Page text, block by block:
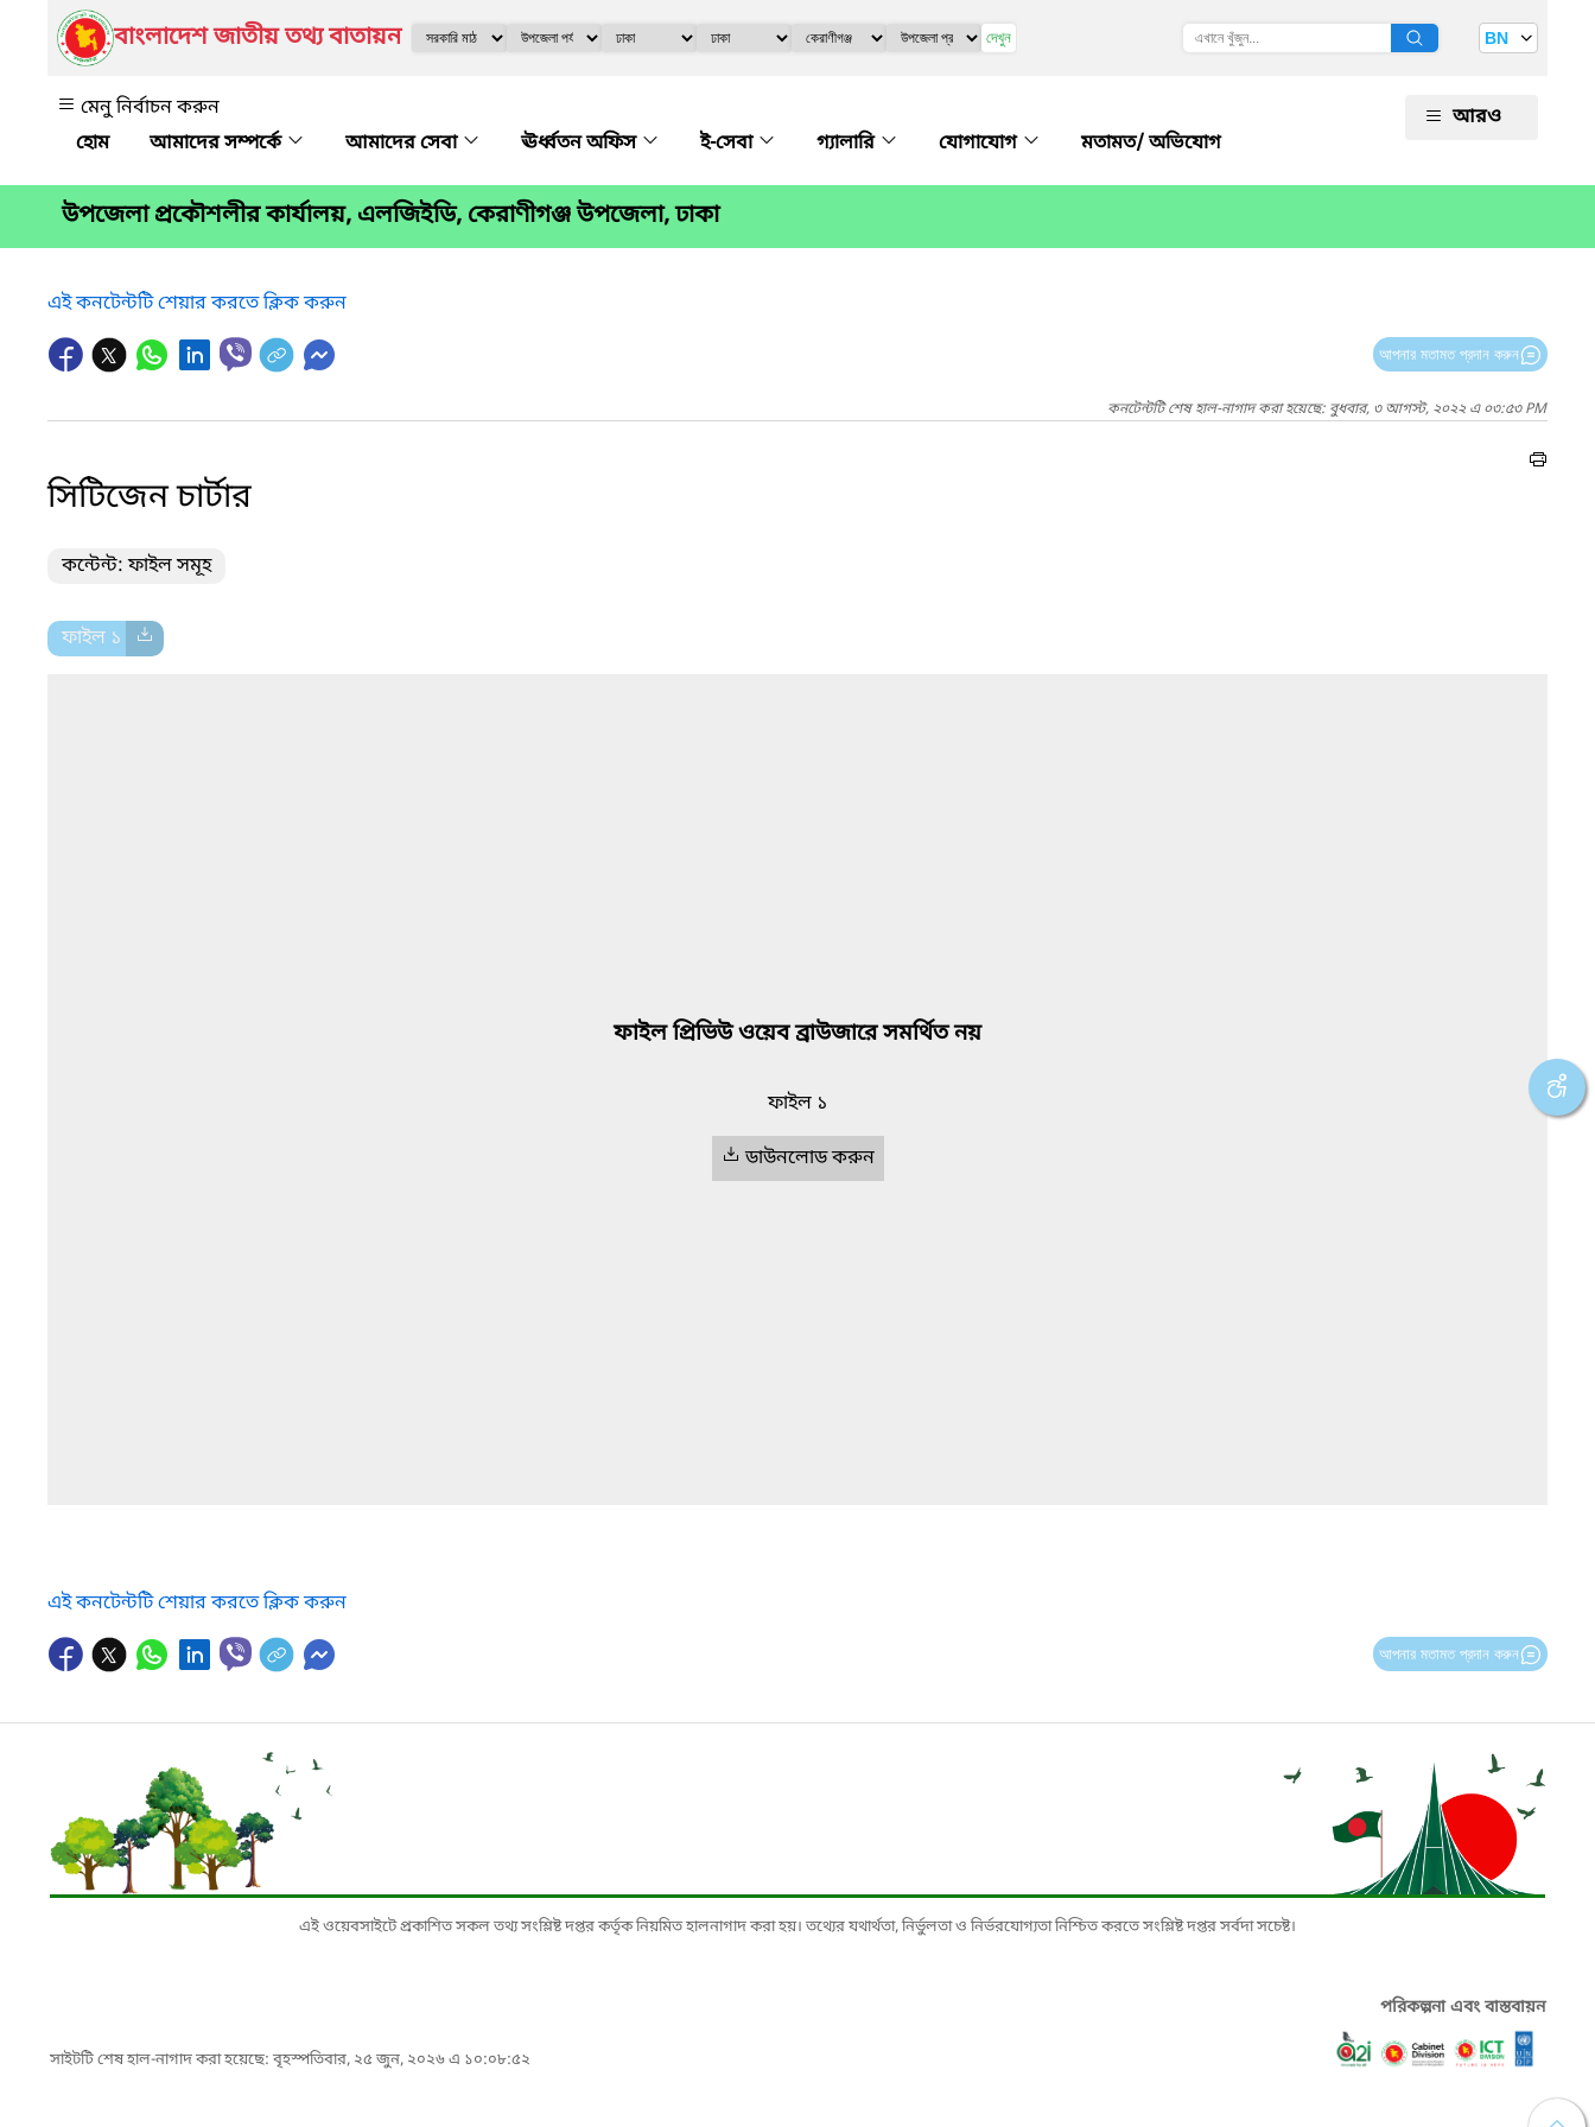
বাংলাদেশ জাতীয় তথ্য বাতায়ন দেখুন BN
মেনু নির্বাচন করুন
আমাদের সম্পর্কে
আমাদের সেবা ঊর্ধ্বতন অফিস ই-সেবা গ্যালারি যোগাযোগ মতামত/ অভিযোগ
আরও
উপজেলা প্রকৌশলীর কার্যালয়, এলজিইডি, কেরাণীগঞ্জ উপজেলা, ঢাকা
এই কনটেন্টটি শেয়ার করতে ক্লিক করুন
আপনার মতামত প্রদান করুন
কনটেন্টটি শেষ হাল-নাগাদ করা হয়েছে: বুধবার, ৩ আগস্ট, ২০২২ এ ০৩:৫৩ PM
সিটিজেন চার্টার
কন্টেন্ট: ফাইল সমূহ
ফাইল ১
ফাইল প্রিভিউ ওয়েব ব্রাউজারে সমর্থিত নয়
ফাইল ১
ডাউনলোড করুন
এই কনটেন্টটি শেয়ার করতে ক্লিক করুন
আপনার মতামত প্রদান করুন
এই ওয়েবসাইটে প্রকাশিত সকল তথ্য সংশ্লিষ্ট দপ্তর কর্তৃক নিয়মিত হালনাগাদ করা হয়। তথ্যের যথার্থতা, নির্ভুলতা ও নির্ভরযোগ্যতা নিশ্চিত করতে সংশ্লিষ্ট দপ্তর সর্বদা সচেষ্ট।
সাইটটি শেষ হাল-নাগাদ করা হয়েছে: বৃহস্পতিবার, ২৫ জুন, ২০২৬ এ ১০:০৮:৫২
পরিকল্পনা এবং বাস্তবায়ন